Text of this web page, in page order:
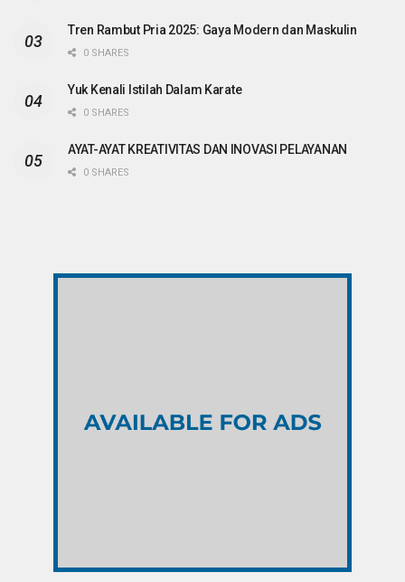
Tren Rambut Pria 2025: Gaya Modern dan Maskulin
0 SHARES
Yuk Kenali Istilah Dalam Karate
0 SHARES
AYAT-AYAT KREATIVITAS DAN INOVASI PELAYANAN
0 SHARES